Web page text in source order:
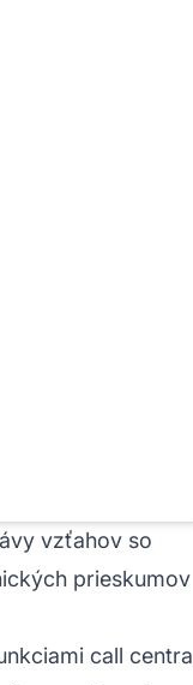
vzťahov so
prieskumov
call centra